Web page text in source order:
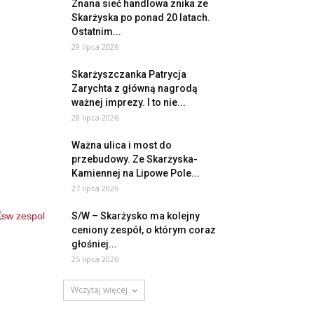
Znana sieć handlowa znika ze
Skarżyska po ponad 20 latach.
Ostatnim...
29 lipca 2026
Skarżyszczanka Patrycja
Zarychta z główną nagrodą
ważnej imprezy. I to nie...
28 lipca 2026
Ważna ulica i most do
przebudowy. Ze Skarżyska-
Kamiennej na Lipowe Pole...
27 lipca 2026
S/W – Skarżysko ma kolejny
ceniony zespół, o którym coraz
głośniej...
25 lipca 2026
Wczytaj więcej